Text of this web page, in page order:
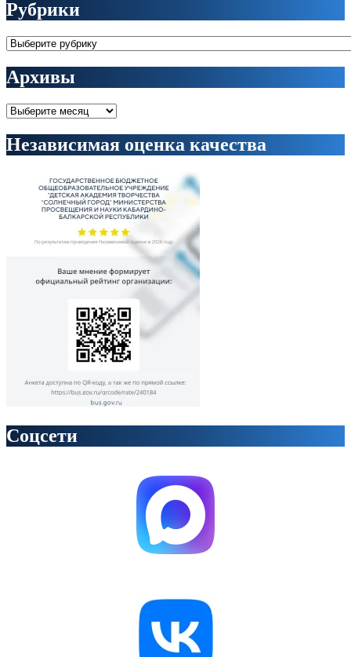
Рубрики
Рубрики
Архивы
Архивы
Независимая оценка качества
Соцсети